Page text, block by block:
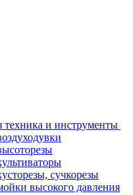
техника и инструменты
сучкорезы
высокого давления